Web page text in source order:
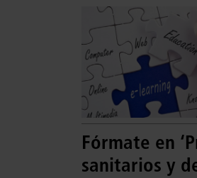
Fórmate en
sanitarios y